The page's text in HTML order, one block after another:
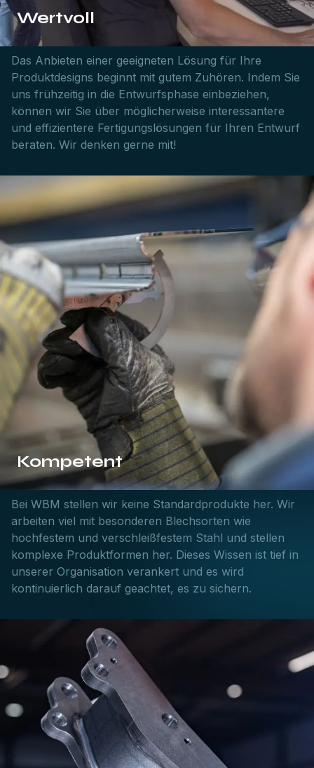
Wertvoll
Das Anbieten einer geeigneten Lösung für Ihre
Produktdesigns beginnt mit gutem Zuhören. Indem Sie
uns frühzeitig in die Entwurfsphase einbeziehen,
können wir Sie über möglicherweise interessantere
und effizientere Fertigungslösungen für Ihren Entwurf
beraten. Wir denken gerne mit!
Kompetent
Bei WBM stellen wir keine Standardprodukte her. Wir
arbeiten viel mit besonderen Blechsorten wie
hochfestem und verschleißfestem Stahl und stellen
komplexe Produktformen her. Dieses Wissen ist tief in
unserer Organisation verankert und es wird
kontinuierlich darauf geachtet, es zu sichern.